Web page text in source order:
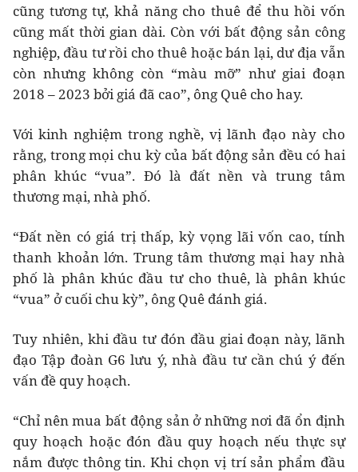
cũng tương tự, khả năng cho thuê để thu hồi vốn
cũng mất thời gian dài. Còn với bất động sản công
nghiệp, đầu tư rồi cho thuê hoặc bán lại, dư địa vẫn
còn nhưng không còn “màu mỡ” như giai đoạn
2018 – 2023 bởi giá đã cao”, ông Quê cho hay.
Với kinh nghiệm trong nghề, vị lãnh đạo này cho
rằng, trong mọi chu kỳ của bất động sản đều có hai
phân khúc “vua”. Đó là đất nền và trung tâm
thương mại, nhà phố.
“Đất nền có giá trị thấp, kỳ vọng lãi vốn cao, tính
thanh khoản lớn. Trung tâm thương mại hay nhà
phố là phân khúc đầu tư cho thuê, là phân khúc
“vua” ở cuối chu kỳ”, ông Quê đánh giá.
Tuy nhiên, khi đầu tư đón đầu giai đoạn này, lãnh
đạo Tập đoàn G6 lưu ý, nhà đầu tư cần chú ý đến
vấn đề quy hoạch.
“Chỉ nên mua bất động sản ở những nơi đã ổn định
quy hoạch hoặc đón đầu quy hoạch nếu thực sự
nắm được thông tin. Khi chọn vị trí sản phẩm đầu